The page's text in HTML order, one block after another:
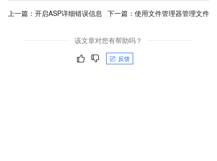
上一篇： 开启ASP详细错误信息 下一篇： 使用文件管理器管理文件
该文章对您有帮助吗？
反馈